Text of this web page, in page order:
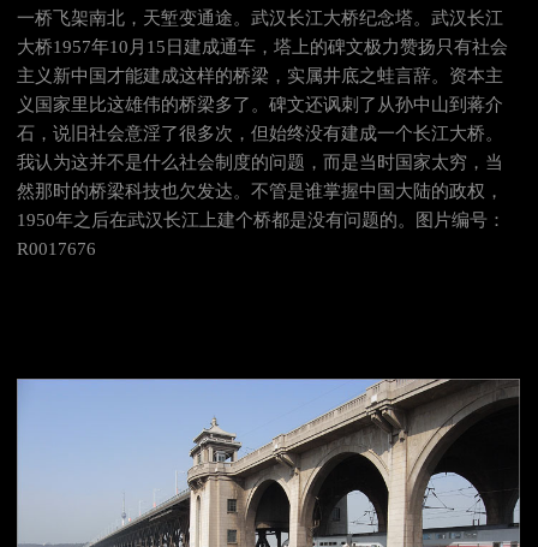
一桥飞架南北，天堑变通途。武汉长江大桥纪念塔。武汉长江
大桥1957年10月15日建成通车，塔上的碑文极力赞扬只有社会
主义新中国才能建成这样的桥梁，实属井底之蛙言辞。资本主
义国家里比这雄伟的桥梁多了。碑文还讽刺了从孙中山到蒋介
石，说旧社会意淫了很多次，但始终没有建成一个长江大桥。
我认为这并不是什么社会制度的问题，而是当时国家太穷，当
然那时的桥梁科技也欠发达。不管是谁掌握中国大陆的政权，
1950年之后在武汉长江上建个桥都是没有问题的。图片编号：
R0017676